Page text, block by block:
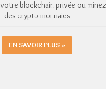
blockchain privée ou minez
des crypto-monnaies
EN SAVOIR PLUS »